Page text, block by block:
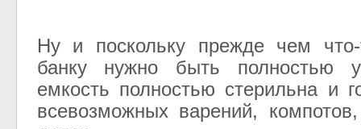
Ну и поскольку прежде чем
банку нужно быть полностью
емкость полностью стерильна и
всевозможных варений,